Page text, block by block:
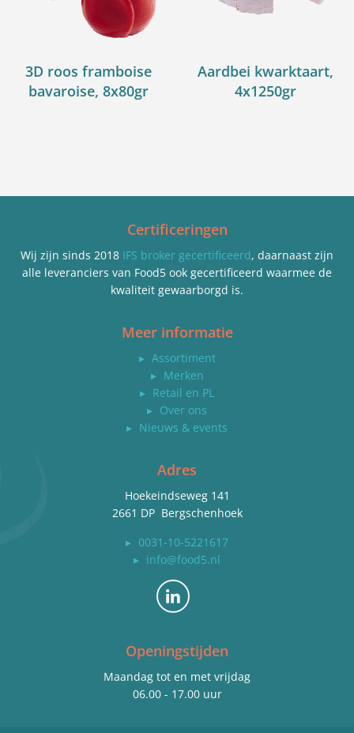
3D roos framboise
bavaroise, 8x80gr
Aardbei kwarktaart,
4x1250gr
Certificeringen
Wij zijn sinds 2018 IFS broker gecertificeerd, daarnaast zijn
alle leveranciers van Food5 ook gecertificeerd waarmee de
kwaliteit gewaarborgd is.
Meer informatie
▸ Assortiment
▸ Merken
▸ Retail en PL
▸ Over ons
▸ Nieuws & events
Adres
Hoekeindseweg 141
2661 DP Bergschenhoek
▸ 0031-10-5221617
▸ info@food5.nl
Bekijk ons op LinkedIn
Openingstijden
Maandag tot en met vrijdag
06.00 - 17.00 uur